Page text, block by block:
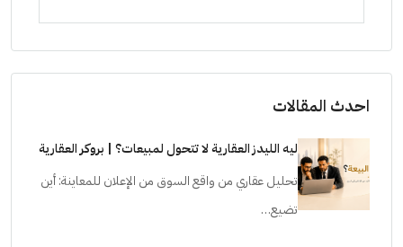
احدث المقالات
ليه الليدز العقارية لا تتحول لمبيعات؟ | بروكر العقارية
تحليل عقاري من واقع السوق من الإعلان للمعاينة: أين
تضيع…